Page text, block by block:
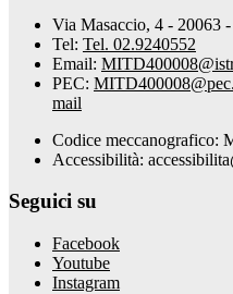
Via Masaccio, 4 - 20063
Tel: Tel. 02.9240552
Email:
PEC:
mail
Codice meccanografico:
Accessibilità:
Seguici su
Facebook
Youtube
Instagram